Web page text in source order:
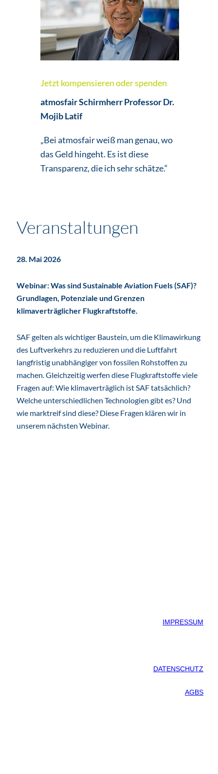
IMPRESSUM
DATENSCHUTZ
AGBS